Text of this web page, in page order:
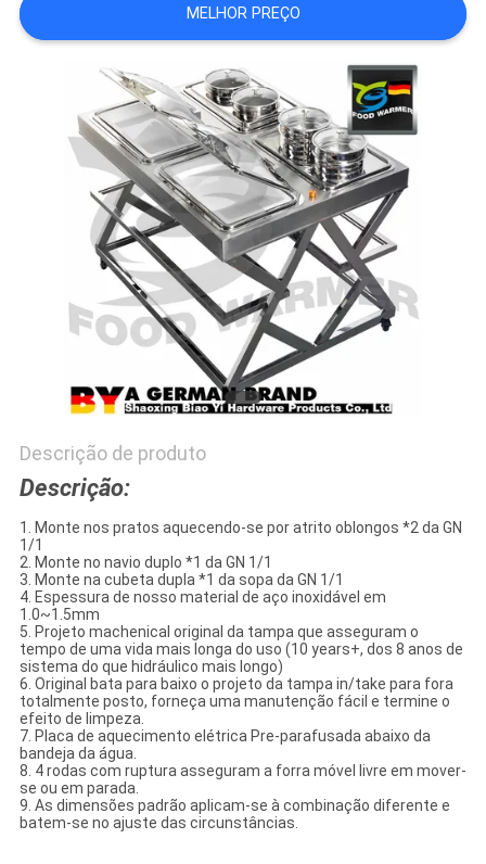
PRIVACY
POLICY
MELHOR PREÇO
Descrição de produto
Descrição:
1. Monte nos pratos aquecendo-se por atrito oblongos *2 da GN
1/1
2. Monte no navio duplo *1 da GN 1/1
3. Monte na cubeta dupla *1 da sopa da GN 1/1
4. Espessura de nosso material de aço inoxidável em
1.0~1.5mm
5. Projeto machenical original da tampa que asseguram o
tempo de uma vida mais longa do uso (10 years+, dos 8 anos de
sistema do que hidráulico mais longo)
6. Original bata para baixo o projeto da tampa in/take para fora
totalmente posto, forneça uma manutenção fácil e termine o
efeito de limpeza.
7. Placa de aquecimento elétrica Pre-parafusada abaixo da
bandeja da água.
8. 4 rodas com ruptura asseguram a forra móvel livre em mover-
se ou em parada.
9. As dimensões padrão aplicam-se à combinação diferente e
batem-se no ajuste das circunstâncias.